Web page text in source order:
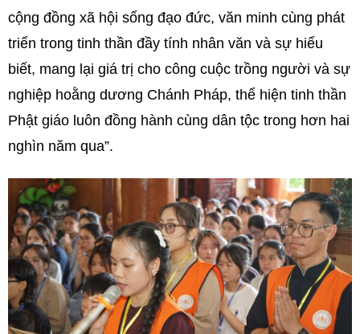
cộng đồng xã hội sống đạo đức, văn minh cùng phát
triển trong tinh thần đầy tính nhân văn và sự hiểu
biết, mang lại giá trị cho công cuộc trồng người và sự
nghiệp hoằng dương Chánh Pháp, thể hiện tinh thần
Phật giáo luôn đồng hành cùng dân tộc trong hơn hai
nghìn năm qua”.